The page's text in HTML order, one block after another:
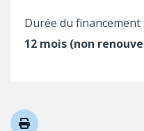
Durée du financement :
12 mois (non